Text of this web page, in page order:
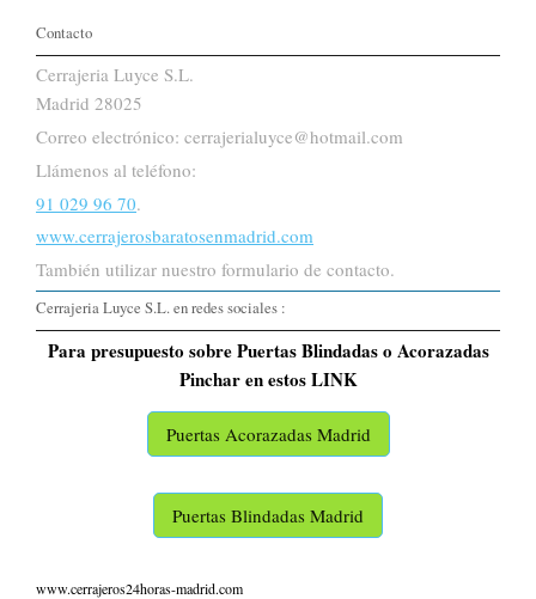
Contacto
Cerrajeria Luyce S.L.
Madrid 28025
Correo electrónico: cerrajerialuyce@hotmail.com
Llámenos al teléfono:
91 029 96 70.
www.cerrajerosbaratosenmadrid.com
También utilizar nuestro formulario de contacto.
Cerrajeria Luyce S.L. en redes sociales :
Para presupuesto sobre Puertas Blindadas o Acorazadas
Pinchar en estos LINK
Puertas Acorazadas Madrid
Puertas Blindadas Madrid
www.cerrajeros24horas-madrid.com